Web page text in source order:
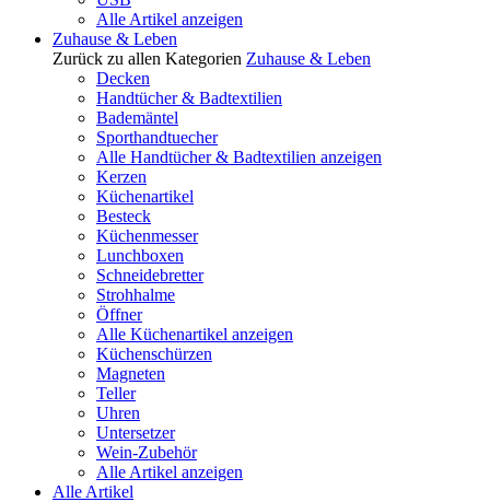
Alle Artikel anzeigen
Zuhause & Leben
Zurück zu allen Kategorien Zuhause & Leben
Decken
Handtücher & Badtextilien
Bademäntel
Sporthandtuecher
Alle Handtücher & Badtextilien anzeigen
Kerzen
Küchenartikel
Besteck
Küchenmesser
Lunchboxen
Schneidebretter
Strohhalme
Öffner
Alle Küchenartikel anzeigen
Küchenschürzen
Magneten
Teller
Uhren
Untersetzer
Wein-Zubehör
Alle Artikel anzeigen
Alle Artikel